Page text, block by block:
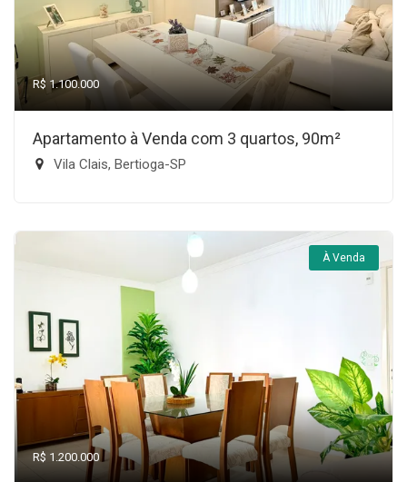
R$ 1.100.000
Apartamento à Venda com 3 quartos, 90m²
Vila Clais, Bertioga-SP
À Venda
R$ 1.200.000